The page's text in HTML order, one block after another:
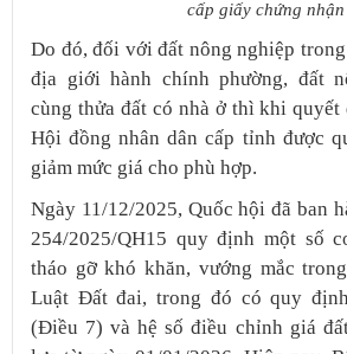
cấp giấy chứng nhận
Do đó, đối với đất nông nghiệp
địa giới hành chính phường, đất
cùng thửa đất có nhà ở thì khi quyết
Hội đồng nhân dân cấp tỉnh được
giảm mức giá cho phù hợp.
Ngày 11/12/2025, Quốc hội đã ban
254/2025/QH15 quy định một số
tháo gỡ khó khăn, vướng mắc
Luật Đất đai, trong đó có quy
(Điều 7) và hệ số điều chỉnh giá